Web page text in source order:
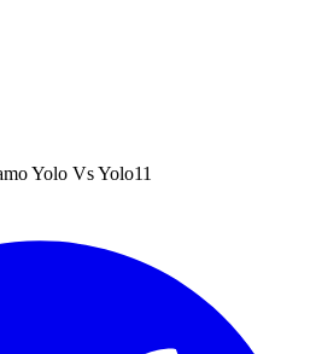
Yolo Vs Yolo11